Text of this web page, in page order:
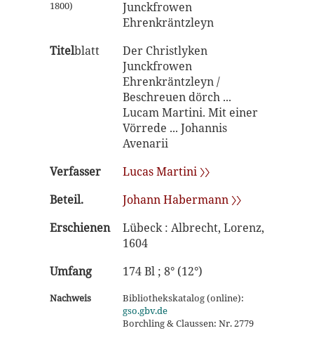
1800)
Junckfrowen
Ehrenkräntzleyn
Titelblatt
Der Christlyken
Junckfrowen
Ehrenkräntzleyn /
Beschreuen dörch ...
Lucam Martini. Mit einer
Vörrede ... Johannis
Avenarii
Verfasser
Lucas Martini 〉〉
Beteil.
Johann Habermann 〉〉
Erschienen
Lübeck : Albrecht, Lorenz,
1604
Umfang
174 Bl ; 8° (12°)
Nachweis
Bibliothekskatalog (online):
gso.gbv.de
Borchling & Claussen: Nr. 2779